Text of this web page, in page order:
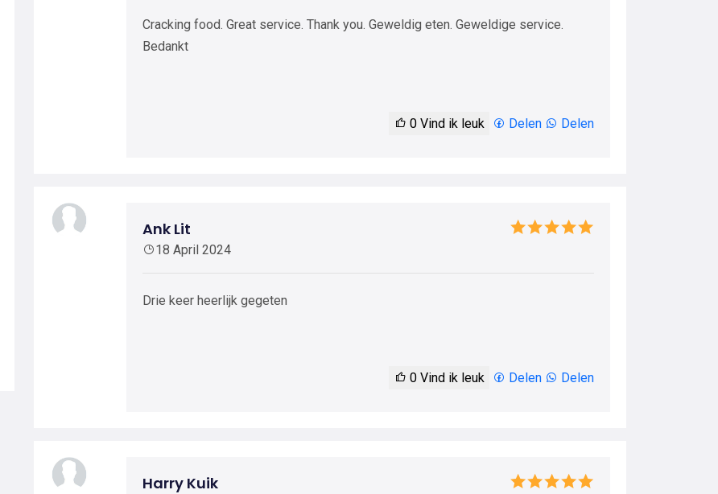
Cracking food. Great service. Thank you. Geweldig eten. Geweldige service.
Bedankt
0 Vind ik leuk Delen Delen
Ank Lit
18 April 2024
Drie keer heerlijk gegeten
0 Vind ik leuk Delen Delen
Harry Kuik